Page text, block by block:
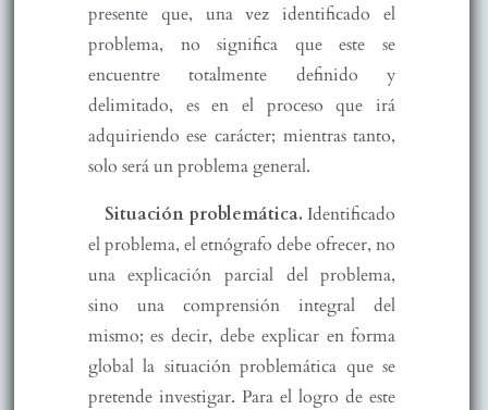
presente que, una vez identificado el
problema, no significa que este se
encuentre totalmente definido y
delimitado, es en el proceso que irá
adquiriendo ese carácter; mientras tanto,
solo será un problema general.
Situación problemática. Identificado
el problema, el etnógrafo debe ofrecer, no
una explicación parcial del problema,
sino una comprensión integral del
mismo; es decir, debe explicar en forma
global la situación problemática que se
pretende investigar. Para el logro de este